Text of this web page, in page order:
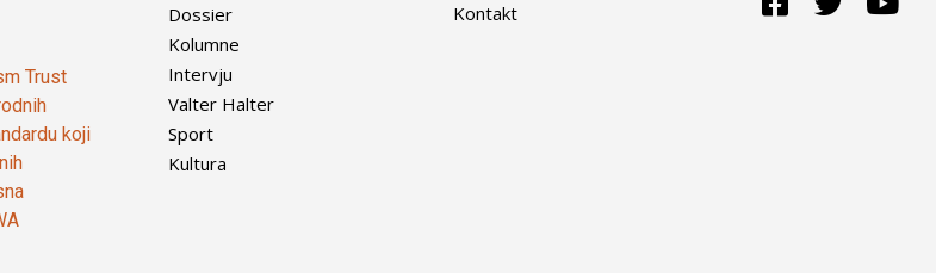
Trust
koji
Dossier
Kolumne
Intervju
Valter Halter
Sport
Kultura
Kontakt